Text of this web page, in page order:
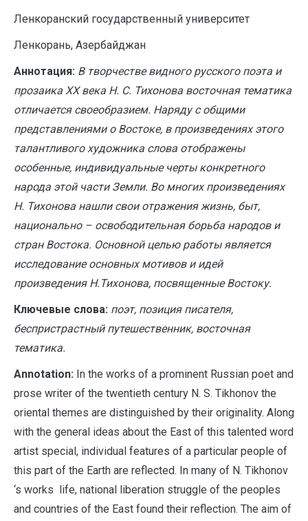
Ленкоранский государственный университет
Ленкорань, Азербайджан
Аннотация: В творчестве видного русского поэта и
прозаика ХХ века Н. С. Тихонова восточная тематика
отличается своеобразием. Наряду с общими
представлениями о Востоке, в произведениях этого
талантливого художника слова отображены
особенные, индивидуальные черты конкретного
народа этой части Земли. Во многих произведениях
Н. Тихонова нашли свои отражения жизнь, быт,
национально – освободительная борьба народов и
стран Востока. Основной целью работы является
исследование основных мотивов и идей
произведения Н.Тихонова, посвященные Востоку.
Ключевые слова: поэт, позиция писателя,
беспристрастный путешественник, восточная
тематика.
Annotation: In the works of a prominent Russian poet and
prose writer of the twentieth century N. S. Tikhonov the
oriental themes are distinguished by their originality. Along
with the general ideas about the East of this talented word
artist special, individual features of a particular people of
this part of the Earth are reflected. In many of N. Tikhonov
‘s works life, national liberation struggle of the peoples
and countries of the East found their reflection. The aim of